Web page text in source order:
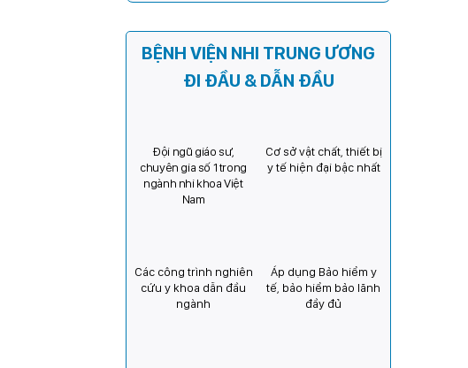
với chức danh Bác sĩ Y khoa
BỆNH VIỆN NHI TRUNG ƯƠNG
ĐI ĐẦU & DẪN ĐẦU
Đội ngũ giáo sư,
chuyên gia số 1 trong
ngành nhi khoa Việt
Nam
Cơ sở vật chất, thiết bị
y tế hiện đại bậc nhất
Các công trình nghiên
cứu y khoa dẫn đầu
ngành
Áp dụng Bảo hiểm y
tế, bảo hiểm bảo lãnh
đầy đủ